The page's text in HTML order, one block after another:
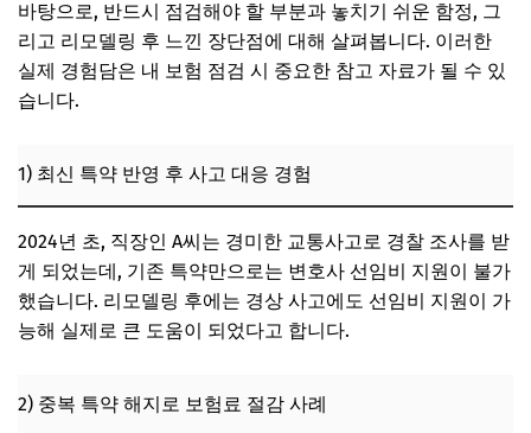
바탕으로, 반드시 점검해야 할 부분과 놓치기 쉬운 함정, 그
리고 리모델링 후 느낀 장단점에 대해 살펴봅니다. 이러한
실제 경험담은 내 보험 점검 시 중요한 참고 자료가 될 수 있
습니다.
1) 최신 특약 반영 후 사고 대응 경험
2024년 초, 직장인 A씨는 경미한 교통사고로 경찰 조사를 받
게 되었는데, 기존 특약만으로는 변호사 선임비 지원이 불가
했습니다. 리모델링 후에는 경상 사고에도 선임비 지원이 가
능해 실제로 큰 도움이 되었다고 합니다.
2) 중복 특약 해지로 보험료 절감 사례